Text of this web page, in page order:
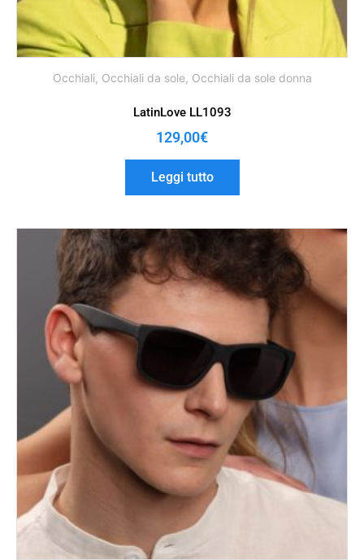
Occhiali, Occhiali da sole, Occhiali da sole donna
LatinLove LL1093
129,00€
Leggi tutto